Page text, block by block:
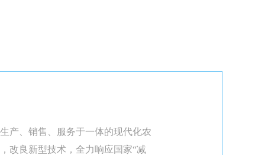
产、销售、服务于一体的现代化农
改良新型技术，全力响应国家“减